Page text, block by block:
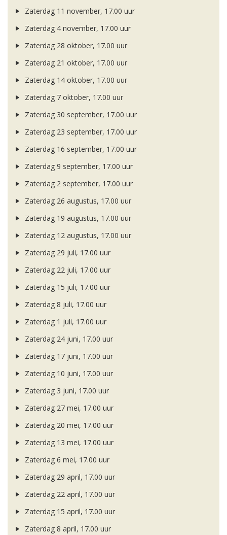
Zaterdag 11 november, 17.00 uur
Zaterdag 4 november, 17.00 uur
Zaterdag 28 oktober, 17.00 uur
Zaterdag 21 oktober, 17.00 uur
Zaterdag 14 oktober, 17.00 uur
Zaterdag 7 oktober, 17.00 uur
Zaterdag 30 september, 17.00 uur
Zaterdag 23 september, 17.00 uur
Zaterdag 16 september, 17.00 uur
Zaterdag 9 september, 17.00 uur
Zaterdag 2 september, 17.00 uur
Zaterdag 26 augustus, 17.00 uur
Zaterdag 19 augustus, 17.00 uur
Zaterdag 12 augustus, 17.00 uur
Zaterdag 29 juli, 17.00 uur
Zaterdag 22 juli, 17.00 uur
Zaterdag 15 juli, 17.00 uur
Zaterdag 8 juli, 17.00 uur
Zaterdag 1 juli, 17.00 uur
Zaterdag 24 juni, 17.00 uur
Zaterdag 17 juni, 17.00 uur
Zaterdag 10 juni, 17.00 uur
Zaterdag 3 juni, 17.00 uur
Zaterdag 27 mei, 17.00 uur
Zaterdag 20 mei, 17.00 uur
Zaterdag 13 mei, 17.00 uur
Zaterdag 6 mei, 17.00 uur
Zaterdag 29 april, 17.00 uur
Zaterdag 22 april, 17.00 uur
Zaterdag 15 april, 17.00 uur
Zaterdag 8 april, 17.00 uur